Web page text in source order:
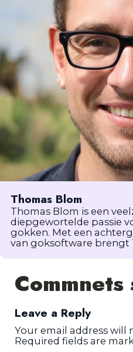
Thomas Blom
Thomas Blom is een
diepgewortelde passie
gokken. Met een
van goksoftware brengt
niet alleen het
landschap van het
softwareontwikkeling
werk van Thomas
waardevolle informatie
bieden aan mede-
die nieuwsgierig zijn
Commnets
Leave a Reply
Your email address will
Required fields are